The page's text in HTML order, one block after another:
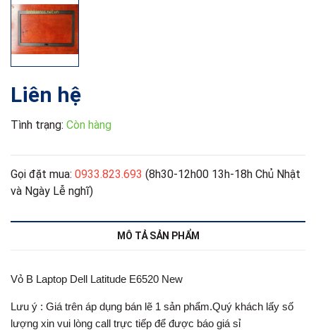
Liên hệ
Tình trạng: Còn hàng
Gọi đặt mua: 0933.823.693 (8h30-12h00 13h-18h Chủ Nhật
và Ngày Lễ nghĩ)
MÔ TẢ SẢN PHẨM
Vỏ B Laptop Dell Latitude E6520 New
Lưu ý : Giá trên áp dụng bán lẽ 1 sản phẩm.Quý khách lấy số
lượng xin vui lòng call trực tiếp để được báo giá sỉ